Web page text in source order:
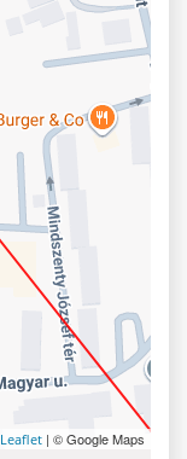
Leaflet | © Google Maps